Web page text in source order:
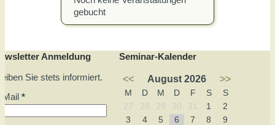
gebucht
Anmeldung
Sie stets informiert.
Mail *
Seminar-Kalender
<< August 2026 >>
M D M D F S
S
27
28 29 30 31 1
2
3
4 5 6 7 8
9